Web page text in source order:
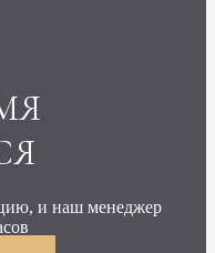
и наш менеджер